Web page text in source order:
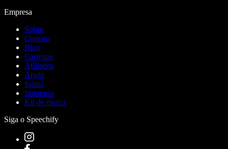
Empresa
Sobre
Contato
Blog
Carreiras
Afiliados
Ajuda
Status
Imprensa
Kit de marca
Siga o Speechify